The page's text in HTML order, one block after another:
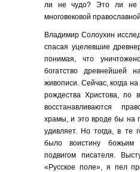
ли не чудо? Это ли не
многовековой
Владимир Солоухин
спасая уцелевшие
понимая, что
богатство древнейшей
живописи. Сейчас, когда
рождества Христова, по
восстанавливаются
храмы, и это вроде бы на
удивляет. Но тогда, в те
было воистину
подвигом писателя.
«Русское поле», я пел